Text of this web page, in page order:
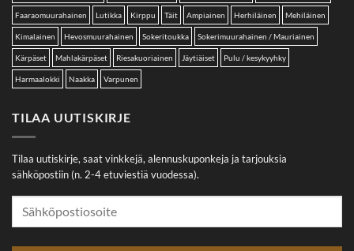
Faaraomuurahainen Lutikka Kirppu Täit Ampiainen Herhiläinen Mehiläinen
Kimalainen Hevosmuurahainen Sokeritoukka Sokerimuurahainen / Mauriainen
Kärpäset Mahlakärpäset Riesakuoriainen Jäytiäiset Pulu / kesykyyhky
Harmaalokki Naakka Varpunen
TILAA UUTISKIRJE
Tilaa uutiskirje, saat vinkkejä, alennuskuponkeja ja tarjouksia
sähköpostiin (n. 2-4 etuviestiä vuodessa).